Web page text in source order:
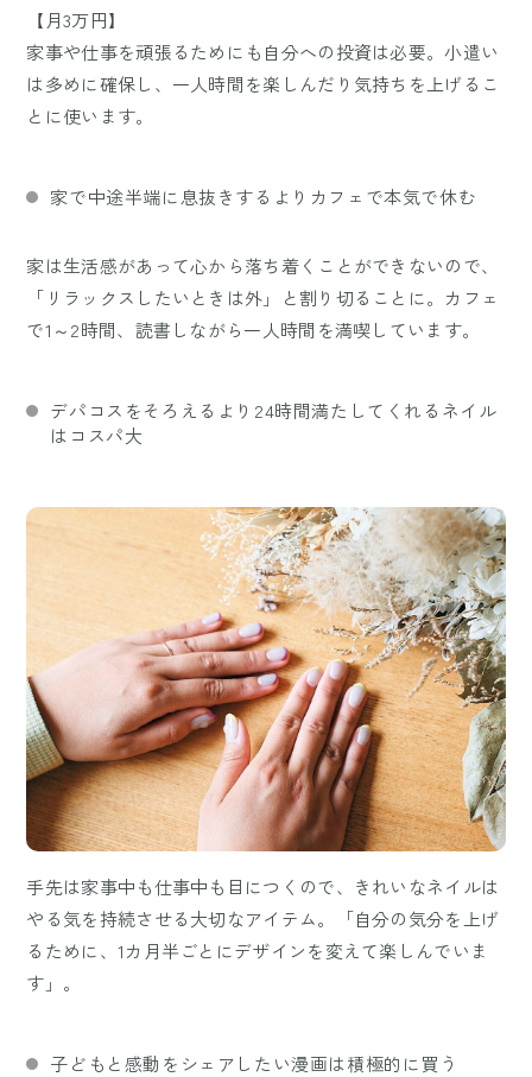
【月3万円】
家事や仕事を頑張るためにも自分への投資は必要。小遣い
は多めに確保し、一人時間を楽しんだり気持ちを上げるこ
とに使います。
家で中途半端に息抜きするよりカフェで本気で休む
家は生活感があって心から落ち着くことができないので、
「リラックスしたいときは外」と割り切ることに。カフェ
で1～2時間、読書しながら一人時間を満喫しています。
デパコスをそろえるより24時間満たしてくれるネイル
はコスパ大
手先は家事中も仕事中も目につくので、きれいなネイルは
やる気を持続させる大切なアイテム。「自分の気分を上げ
るために、1カ月半ごとにデザインを変えて楽しんでいま
す」。
子どもと感動をシェアしたい漫画は積極的に買う